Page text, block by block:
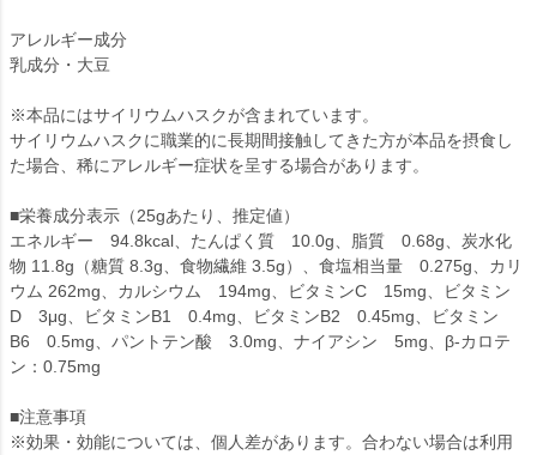
アレルギー成分
乳成分・大豆
※本品にはサイリウムハスクが含まれています。
サイリウムハスクに職業的に長期間接触してきた方が本品を摂食し
た場合、稀にアレルギー症状を呈する場合があります。
■栄養成分表示（25gあたり、推定値）
エネルギー 94.8kcal、たんぱく質 10.0g、脂質 0.68g、炭水化
物 11.8g（糖質 8.3g、食物繊維 3.5g）、食塩相当量 0.275g、カリ
ウム 262mg、カルシウム 194mg、ビタミンC 15mg、ビタミン
D 3μg、ビタミンB1 0.4mg、ビタミンB2 0.45mg、ビタミン
B6 0.5mg、パントテン酸 3.0mg、ナイアシン 5mg、β-カロテ
ン：0.75mg
■注意事項
※効果・効能については、個人差があります。合わない場合は利用